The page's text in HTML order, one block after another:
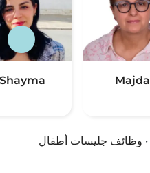
Majda
· وظائف جليسات أطفال